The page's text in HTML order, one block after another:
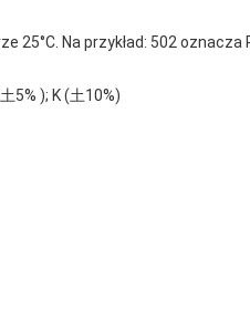
Na przykład: 502 oznacza
5% ); K (土10%)